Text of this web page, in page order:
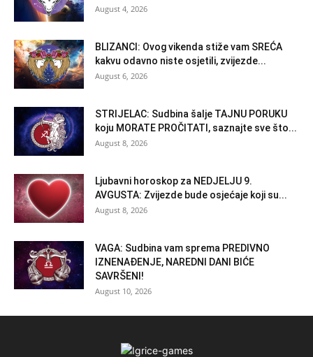
August 4, 2026
BLIZANCI: Ovog vikenda stiže vam SREĆA
kakvu odavno niste osjetili, zvijezde...
August 6, 2026
STRIJELAC: Sudbina šalje TAJNU PORUKU
koju MORATE PROČITATI, saznajte sve što...
August 8, 2026
Ljubavni horoskop za NEDJELJU 9.
AVGUSTA: Zvijezde bude osjećaje koji su...
August 8, 2026
VAGA: Sudbina vam sprema PREDIVNO
IZNENAĐENJE, NAREDNI DANI BIĆE
SAVRŠENI!
August 10, 2026